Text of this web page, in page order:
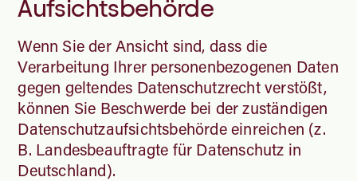
Aufsichtsbehörde
Wenn Sie der Ansicht sind, dass die
Verarbeitung Ihrer personenbezogenen Daten
gegen geltendes Datenschutzrecht verstößt,
können Sie Beschwerde bei der zuständigen
Datenschutzaufsichtsbehörde einreichen (z.
B. Landesbeauftragte für Datenschutz in
Deutschland).